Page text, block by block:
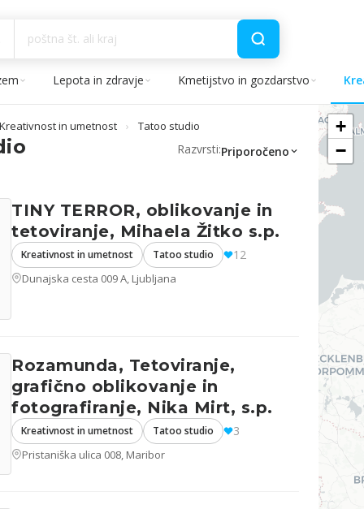
Lepota in zdravje Kmetijstvo in gozdarstvo
Kreativnost in umetnost › Tatoo studio
Razvrsti:Priporočeno
TINY TERROR, oblikovanje in
tetoviranje, Mihaela Žitko s.p.
Kreativnost in umetnost Tatoo studio 12
Dunajska cesta 009 A, Ljubljana
Rozamunda, Tetoviranje,
grafično oblikovanje in
fotografiranje, Nika Mirt, s.p.
Kreativnost in umetnost Tatoo studio 3
Pristaniška ulica 008, Maribor
+
−